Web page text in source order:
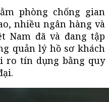
phòng chống gian
nhiều ngân hàng và
Nam đã và đang tập
quản lý hồ sơ khách
ro tín dụng bằng quy